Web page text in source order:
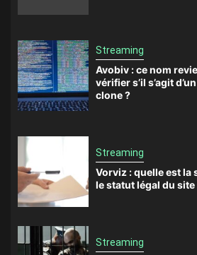
Streaming
Avobiv : ce nom
vérifier s’il s’agit
clone ?
Streaming
Vorviz : quelle est la
le statut légal du site
Streaming